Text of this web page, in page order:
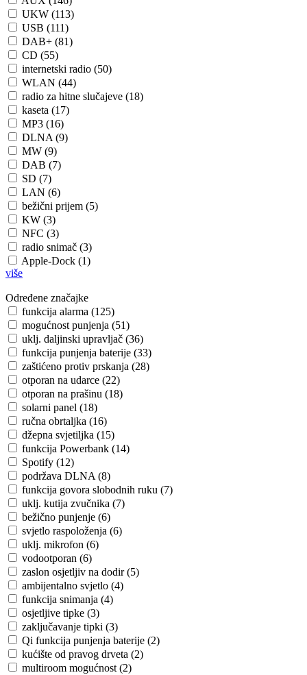
UKW (113)
USB (111)
DAB+ (81)
CD (55)
internetski radio (50)
WLAN (44)
radio za hitne slučajeve (18)
kaseta (17)
MP3 (16)
DLNA (9)
MW (9)
DAB (7)
SD (7)
LAN (6)
bežični prijem (5)
KW (3)
NFC (3)
radio snimač (3)
Apple-Dock (1)
više
Određene značajke
funkcija alarma (125)
mogućnost punjenja (51)
uklj. daljinski upravljač (36)
funkcija punjenja baterije (33)
zaštićeno protiv prskanja (28)
otporan na udarce (22)
otporan na prašinu (18)
solarni panel (18)
ručna obrtaljka (16)
džepna svjetiljka (15)
funkcija Powerbank (14)
Spotify (12)
podržava DLNA (8)
funkcija govora slobodnih ruku (7)
uklj. kutija zvučnika (7)
bežično punjenje (6)
svjetlo raspoloženja (6)
uklj. mikrofon (6)
vodootporan (6)
zaslon osjetljiv na dodir (5)
ambijentalno svjetlo (4)
funkcija snimanja (4)
osjetljive tipke (3)
zaključavanje tipki (3)
Qi funkcija punjenja baterije (2)
kućište od pravog drveta (2)
multiroom mogućnost (2)